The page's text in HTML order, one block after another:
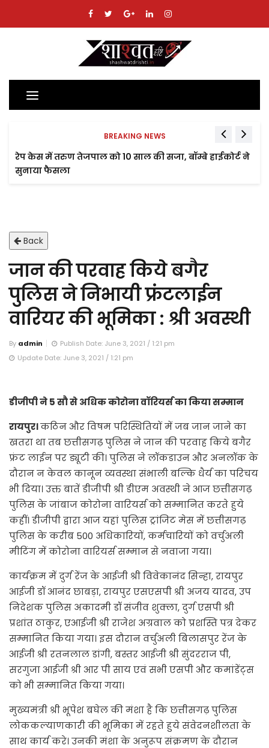
Toggle
navigation
BREAKING NEWS
रेप केस में तरुण तेजपाल को 10 साल की सजा, बॉम्बे हाईकोर्ट ने
सुनाया फैसला
Back
जान की परवाह किये बगैर
पुलिस ने निभायी फ्रंटलाईन
वारियर की भूमिका : श्री अवस्थी
By admin
Publish Date: June 3, 2021 / 1:21 pm
Update Date: June 3, 2021 / 1:21 pm
डीजीपी ने 5 सौ से अधिक कोरोना वॉरियर्स का किया सम्मान
रायपुर।कठिन और विषम परिस्थितियों में जब जान जाने का
खतरा था तब छत्तीसगढ़ पुलिस ने जान की परवाह किये बगैर
फ्रंट लाईन पर ड्यूटी की। पुलिस ने लॉकडाउन और अनलॉक के
दौरान न केवल कानून व्यवस्था संभाली बल्कि धैर्य का परिचय
भी दिया। उक्त बातें डीजीपी श्री डीएम अवस्थी ने आज छत्तीसगढ़
पुलिस के जांबाज कोरोना वारियर्स को सम्मानित करते हुये
कहीं। डीजीपी द्वारा आज यहां पुलिस ट्रांजिट मेस में छत्तीसगढ़
पुलिस के करीब 500 अधिकारियों, कर्मचारियों को वर्चुअली
मीटिंग में कोरोना वारियर्स सम्मान से नवाजा गया।
कार्यक्रम में दुर्ग रेंज के आईजी श्री विवेकानंद सिन्हा, रायपुर
आईजी डॉ आनंद छाबड़ा, रायपुर एसएसपी श्री अजय यादव, उप
निदेशक पुलिस अकादमी डॉ संजीव शुक्ला, दुर्ग एसपी श्री
प्रशांत ठाकुर, एआईजी श्री राजेश अग्रवाल को प्रशस्ति पत्र देकर
सम्मानित किया गया। इस दौरान वर्चुअली बिलासपुर रेंज के
आईजी श्री रतनलाल डांगी, बस्तर आईजी श्री सुंदरराज पी,
सरगुजा आईजी श्री आर पी साय एवं सभी एसपी और कमांडेंट्स
को भी सम्मानित किया गया।
मुख्यमंत्री श्री भूपेश बघेल की मंशा है कि छत्तीसगढ़ पुलिस
लोककल्याणकारी की भूमिका में रहते हुये संवेदनशीलता के
साथ कार्य करे। उनकी मंशा के अनुरूप संक्रमण के दौरान